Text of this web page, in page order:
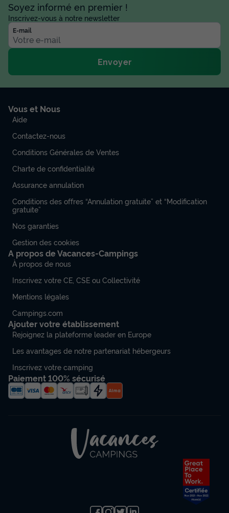
Soyez informé en premier !
Inscrivez-vous à notre newsletter
E-mail
Envoyer
Vous et Nous
Aide
Contactez-nous
Conditions Générales de Ventes
Charte de confidentialité
Assurance annulation
Conditions des offres “Annulation gratuite” et “Modification
gratuite”
Nos garanties
Gestion des cookies
A propos de Vacances-Campings
À propos de nous
Inscrivez votre CE, CSE ou Collectivité
Mentions légales
Campings.com
Ajouter votre établissement
Rejoignez la plateforme leader en Europe
Les avantages de notre partenariat hébergeurs
Inscrivez votre camping
Paiement 100% sécurisé